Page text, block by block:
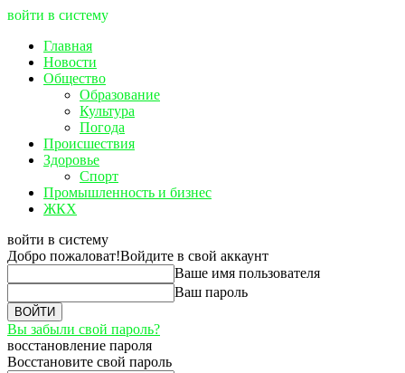
войти в систему
Главная
Новости
Общество
Образование
Культура
Погода
Происшествия
Здоровье
Спорт
Промышленность и бизнес
ЖКХ
войти в систему
Добро пожаловат!Войдите в свой аккаунт
Ваше имя пользователя
Ваш пароль
Вы забыли свой пароль?
восстановление пароля
Восстановите свой пароль